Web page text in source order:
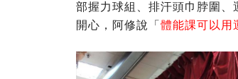
部握力球組、排汗頭巾脖圍、
開心，阿修說「 體能課可以用